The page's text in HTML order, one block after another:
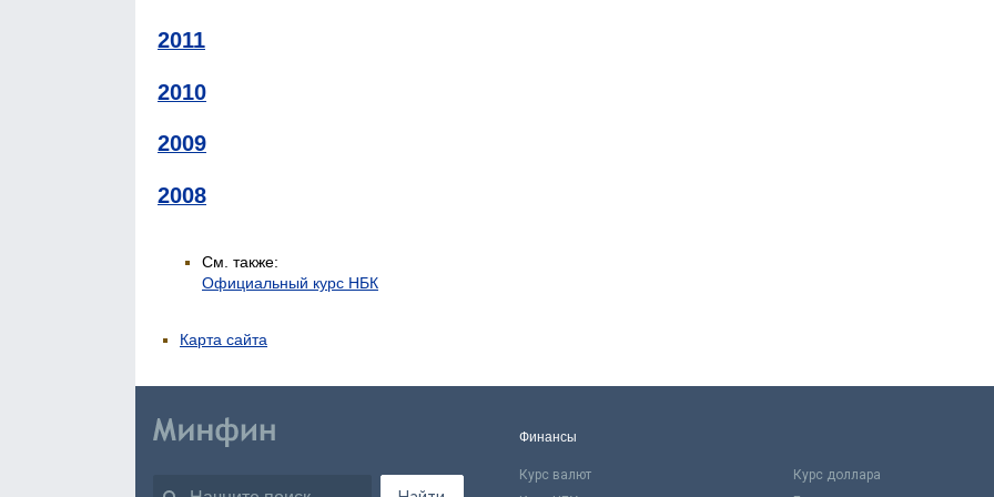
2011
2010
2009
2008
См. также:
Официальный курс НБК
Карта сайта
Финансы
Курс валют Курс доллара